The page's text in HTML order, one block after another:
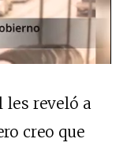
les reveló a
creo que